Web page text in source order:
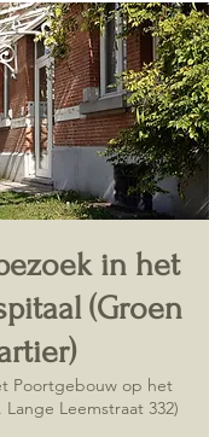
in het
(Groen
Poortgebouw op het
Leemstraat 332)